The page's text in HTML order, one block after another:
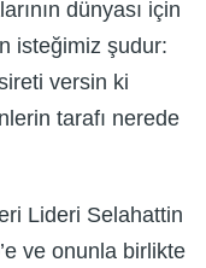
dünyası için
isteğimiz şudur:
versin ki
tarafı nerede
Lideri Selahattin
ve onunla birlikte